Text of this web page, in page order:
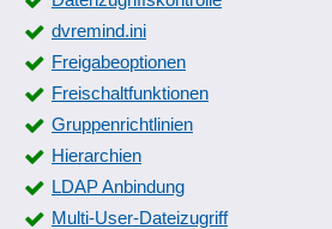
dvremind.ini
Freigabeoptionen
Freischaltfunktionen
Gruppenrichtlinien
Hierarchien
LDAP Anbindung
Multi-User-Dateizugriff